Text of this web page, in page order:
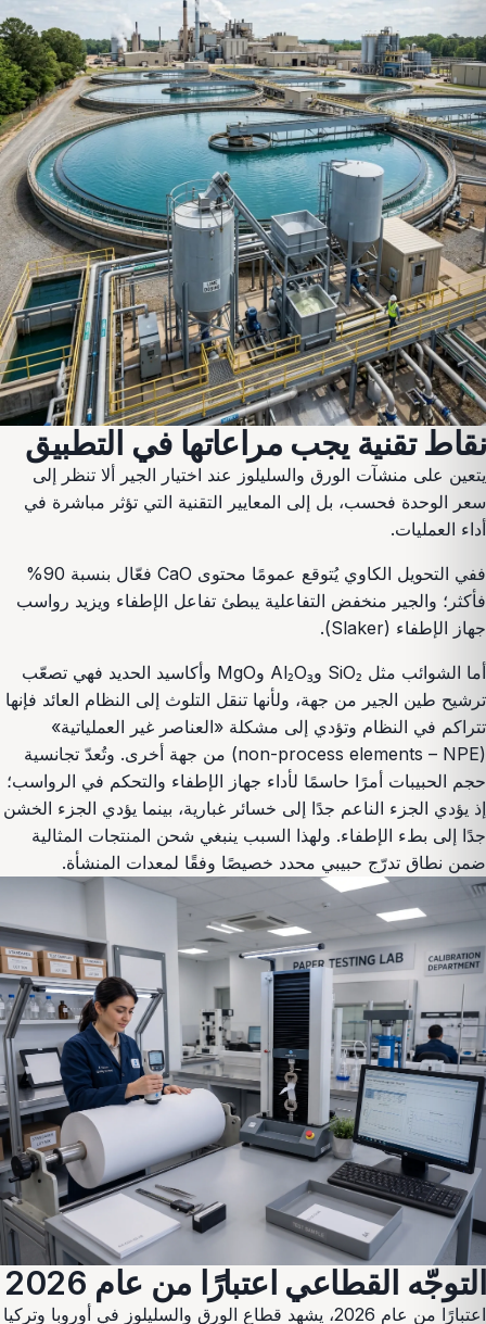
نقاط تقنية يجب مراعاتها في التطبيق
يتعين على منشآت الورق والسليلوز عند اختيار الجير ألا تنظر إلى
سعر الوحدة فحسب، بل إلى المعايير التقنية التي تؤثر مباشرة في
أداء العمليات.
ففي التحويل الكاوي يُتوقع عمومًا محتوى CaO فعّال بنسبة 90%
فأكثر؛ والجير منخفض التفاعلية يبطئ تفاعل الإطفاء ويزيد رواسب
جهاز الإطفاء (Slaker).
أما الشوائب مثل SiO₂ وAl₂O₃ وMgO وأكاسيد الحديد فهي تصعّب
ترشيح طين الجير من جهة، ولأنها تنقل التلوث إلى النظام العائد فإنها
تتراكم في النظام وتؤدي إلى مشكلة «العناصر غير العملياتية»
(non-process elements – NPE) من جهة أخرى. وتُعدّ تجانسية
حجم الحبيبات أمرًا حاسمًا لأداء جهاز الإطفاء والتحكم في الرواسب؛
إذ يؤدي الجزء الناعم جدًا إلى خسائر غبارية، بينما يؤدي الجزء الخشن
جدًا إلى بطء الإطفاء. ولهذا السبب ينبغي شحن المنتجات المثالية
ضمن نطاق تدرّج حبيبي محدد خصيصًا وفقًا لمعدات المنشأة.
التوجّه القطاعي اعتبارًا من عام 2026
اعتبارًا من عام 2026، يشهد قطاع الورق والسليلوز في أوروبا وتركيا